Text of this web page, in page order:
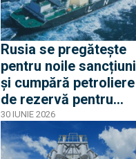
Rusia se pregătește
pentru noile sancțiuni
și cumpără petroliere
de rezervă pentru
Flota Fantomă
30 IUNIE 2026